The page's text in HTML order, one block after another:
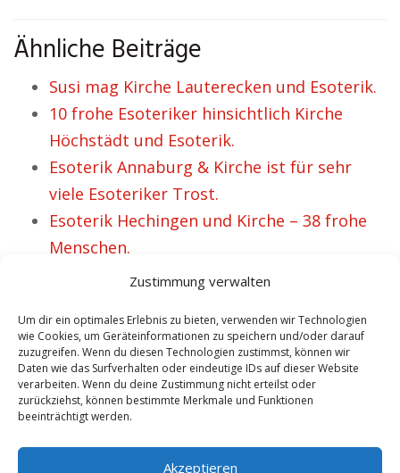
Zustimmung verwalten
Um dir ein optimales Erlebnis zu bieten, verwenden wir Technologien
wie Cookies, um Geräteinformationen zu speichern und/oder darauf
zuzugreifen. Wenn du diesen Technologien zustimmst, können wir
Daten wie das Surfverhalten oder eindeutige IDs auf dieser Website
verarbeiten. Wenn du deine Zustimmung nicht erteilst oder
zurückziehst, können bestimmte Merkmale und Funktionen
beeinträchtigt werden.
Akzeptieren
Ähnliche Beiträge
Susi mag Kirche Lauterecken und Esoterik.
10 frohe Esoteriker hinsichtlich Kirche
Höchstädt und Esoterik.
Esoterik Annaburg & Kirche ist für sehr
viele Esoteriker Trost.
Esoterik Hechingen und Kirche – 38 frohe
Menschen.
Esoterik Reinfeld und Kirche heißt für
VORHERIGER ARTIKEL
Barbara hat ein
Faible für Kirche
Hinwil & Esoterik.
NÄCHSTER ARTIKEL
Kirche Hirschberg
äußerst